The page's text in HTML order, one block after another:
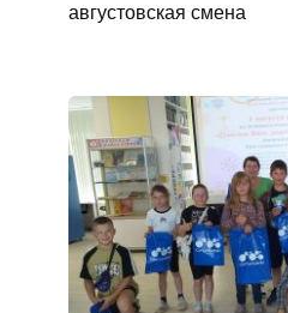
августовская смена